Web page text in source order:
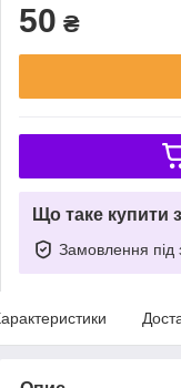
50 ₴
Що таке купити
Замовлення під